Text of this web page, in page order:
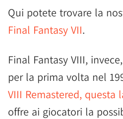
Qui potete trovare la
Final Fantasy VII.
Final Fantasy VIII,
per la prima volta nel
VIII Remastered, questa
offre ai giocatori la